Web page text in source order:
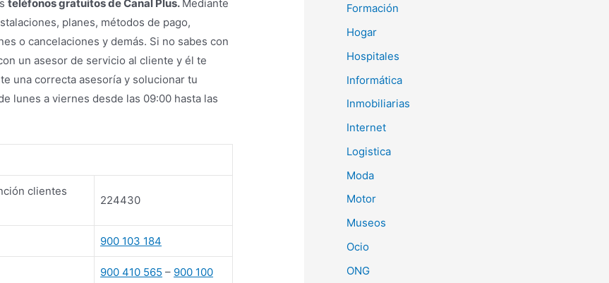
teléfonos gratuitosde Canal Plus. Mediante
planes, métodos de pago,
o cancelaciones y demás. Si no sabes con
un asesor de servicio al cliente y él te
una correcta asesoría y solucionar tu
lunes a viernes desde las 09:00 hasta las
clientes
224430
900 103 184
900 410 565 – 900 100
Formación
Hogar
Hospitales
Informática
Inmobiliarias
Internet
Logistica
Moda
Motor
Museos
Ocio
ONG